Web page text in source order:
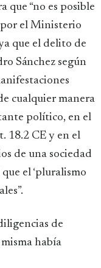
que “no es posible
el Ministerio
que el delito de
Sánchez según
cualquier manera
político, en el
18.2 CE y en el
de una sociedad
el ‘pluralismo
de
había